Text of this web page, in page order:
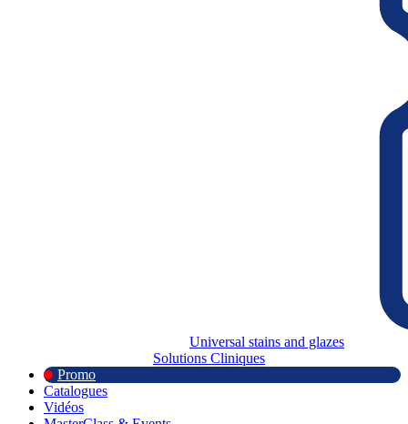
Universal stains and glazes
Solutions Cliniques
Promo
Catalogues
Vidéos